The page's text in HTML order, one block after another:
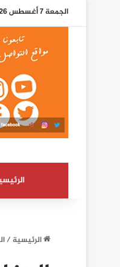
الجمعة 7 أغسطس 2026
الرئيسية/